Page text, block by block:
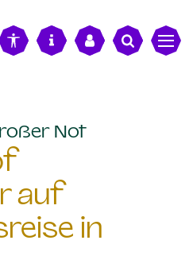
Not:
auf
in